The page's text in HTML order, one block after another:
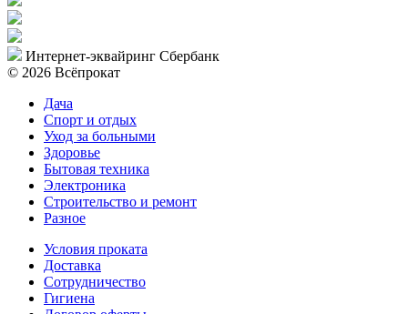
Интернет-эквайринг Сбербанк
© 2026 Всёпрокат
Дача
Спорт и отдых
Уход за больными
Здоровье
Бытовая техника
Электроника
Строительство и ремонт
Разное
Условия проката
Доставка
Сотрудничество
Гигиена